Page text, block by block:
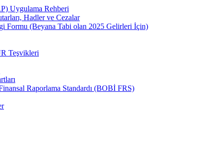
Uygulama Rehberi
Hadler ve Cezalar
Formu (Beyana Tabi olan 2025 Gelirleri İçin)
Teşvikleri
Raporlama Standardı (BOBİ FRS)